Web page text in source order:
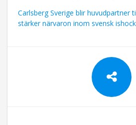
Carlsberg Sverige blir huvudpartner
stärker närvaron inom svensk